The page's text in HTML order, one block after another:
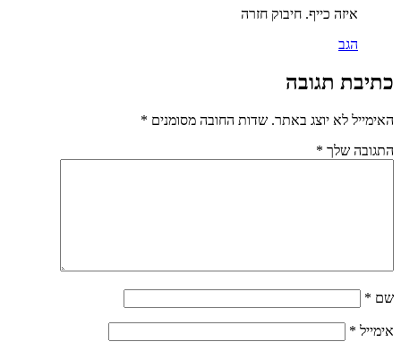
איזה כייף. חיבוק חזרה
הגב
כתיבת תגובה
האימייל לא יוצג באתר. שדות החובה מסומנים *
התגובה שלך *
שם *
אימייל *